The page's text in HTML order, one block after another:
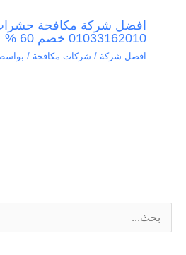
افضل شركة مكافحة
01033162010 خصم 60 %
افضل شركة / شركات مكافحة /